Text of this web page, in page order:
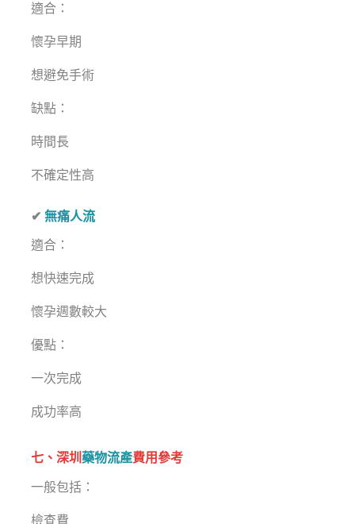
適合：
懷孕早期
想避免手術
缺點：
時間長
不確定性高
✔無痛人流
適合：
想快速完成
懷孕週數較大
優點：
一次完成
成功率高
七、深圳 藥物流產費用參考
一般包括：
檢查費